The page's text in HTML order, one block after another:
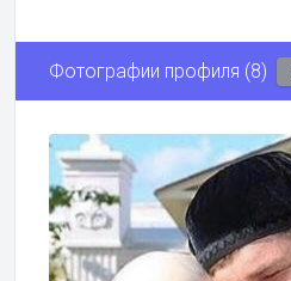
Фотографии профиля (8)